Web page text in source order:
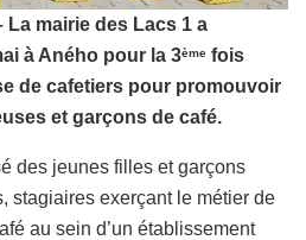
La mairie des Lacs 1 a
à Aného pour la 3ème fois
de cafetiers pour promouvoir
et garçons de café.
des jeunes filles et garçons
stagiaires exerçant le métier de
au sein d’un établissement